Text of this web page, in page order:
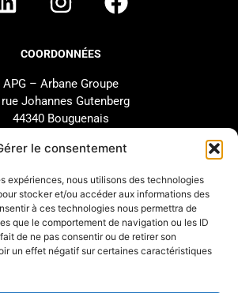
le consentement
expériences, nous utilisons des technologies
stocker et/ou accéder aux informations des
à ces technologies nous permettra de
que le comportement de navigation ou les ID
de ne pas consentir ou de retirer son
un effet négatif sur certaines caractéristiques
COORDONNÉES
APG – Arbane Groupe
Johannes Gutenberg
44340 Bouguenais
02 40 46 66 64
SUPPORT
SAV
Étude et configuration